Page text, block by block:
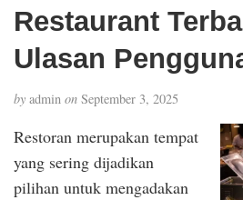
Restaurant
Ulasan
by admin on September 3, 2025
Restoran merupakan tempat
yang sering dijadikan
pilihan untuk mengadakan